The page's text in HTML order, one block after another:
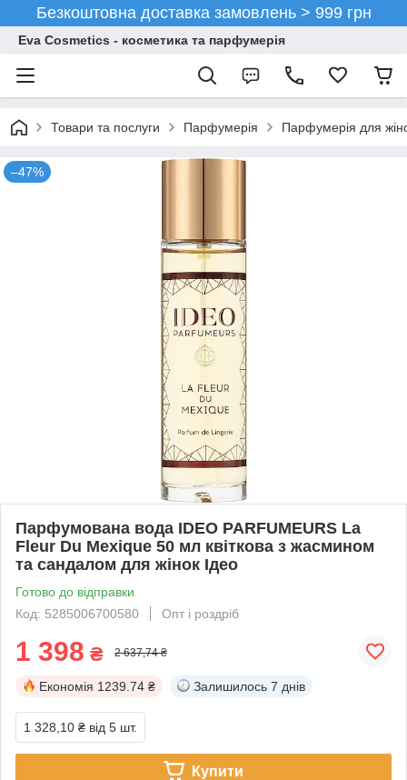
Безкоштовна доставка замовлень > 999 грн
Eva Cosmetics - косметика та парфумерія
Товари та послуги Парфумерія Парфумерія для
–47%
Парфумована вода IDEO PARFUMEURS La
Fleur Du Mexique 50 мл квіткова з жасмином
та сандалом для жінок Ідео
Готово до відправки
Код: 5285006700580
Опт і роздріб
1 398 ₴ 2 637,74 ₴
Економія 1239.74 ₴ Залишилось 7 днів
1 328,10 ₴ від 5 шт.
Купити